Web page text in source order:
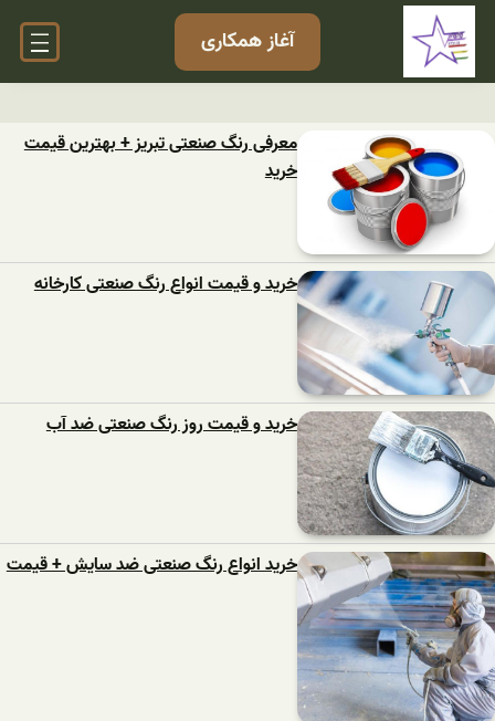
آغاز همکاری
معرفی رنگ صنعتی تبریز + بهترین قیمت
خرید
خرید و قیمت انواع رنگ صنعتی کارخانه
خرید و قیمت روز رنگ صنعتی ضد آب
خرید انواع رنگ صنعتی ضد سایش + قیمت